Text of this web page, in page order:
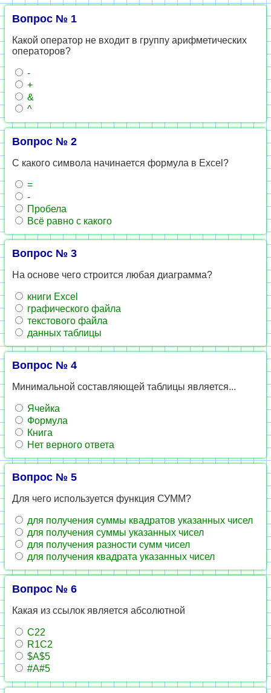
Вопрос № 1
Какой оператор не входит в группу арифметических
операторов?
-
+
&
^
Вопрос № 2
С какого символа начинается формула в Excel?
=
-
Пробела
Всё равно с какого
Вопрос № 3
На основе чего строится любая диаграмма?
книги Excel
графического файла
текстового файла
данных таблицы
Вопрос № 4
Минимальной составляющей таблицы является...
Ячейка
Формула
Книга
Нет верного ответа
Вопрос № 5
Для чего используется функция СУММ?
для получения суммы квадратов указанных чисел
для получения суммы указанных чисел
для получения разности сумм чисел
для получения квадрата указанных чисел
Вопрос № 6
Какая из ссылок является абсолютной
C22
R1C2
$A$5
#A#5